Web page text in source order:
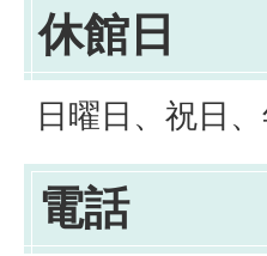
休館日
日曜日、祝日
電話